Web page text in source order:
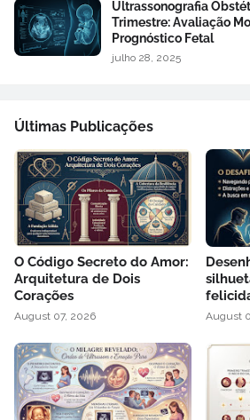
Ultrassonografia
Trimestre: Avaliação
Prognóstico Fetal
julho 28, 2025
Últimas Publicações
O Código Secreto do Amor:
Arquitetura de Dois
Corações
August 07, 2026 August